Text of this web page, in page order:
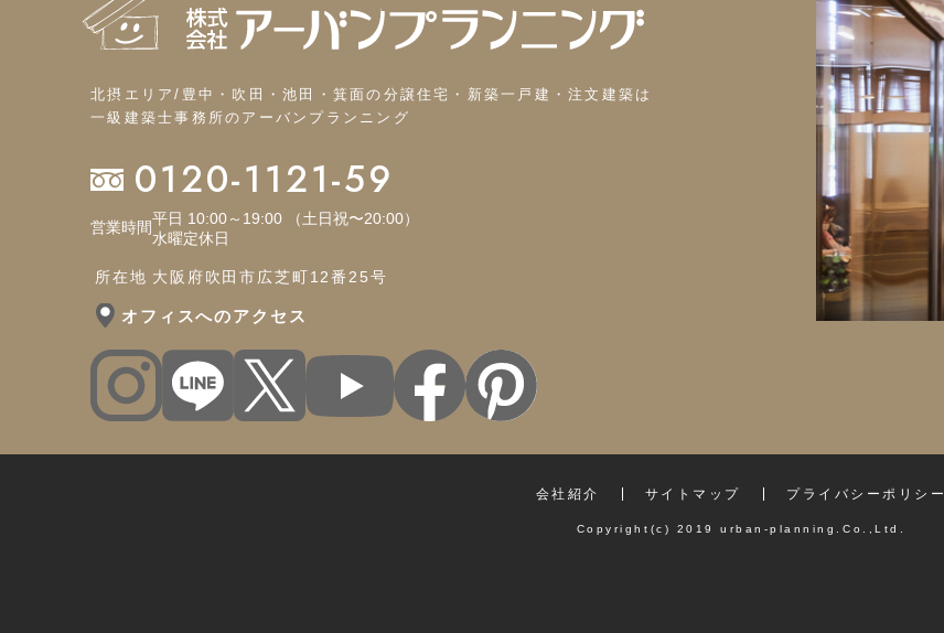
北摂エリア/豊中・吹田・池田・箕面の分譲住宅・新築一戸建・注文建築は
一級建築士事務所のアーバンプランニング
0120-1121-59
営業時間平日 10:00～19:00 （土日祝〜20:00）
水曜定休日
所在地 大阪府吹田市広芝町12番25号
オフィスへのアクセス
会社紹介 サイトマップ プライバシーポリシー
Copyright(c) 2019 urban-planning.Co.,Ltd.